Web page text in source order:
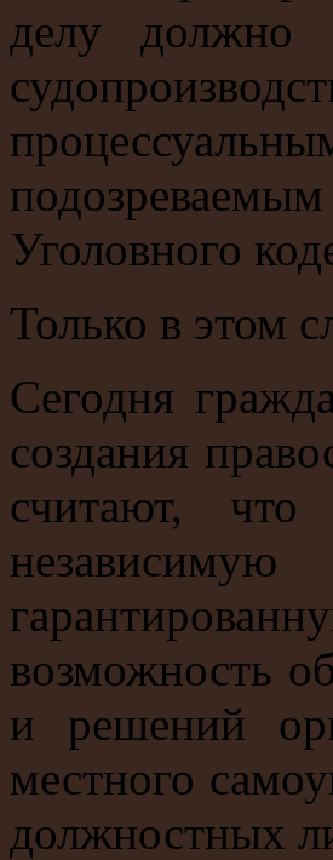
делу должно
Уголовного
Только в этом
Сегодня
создания
считают,
возможность
и решений
местного
должностных